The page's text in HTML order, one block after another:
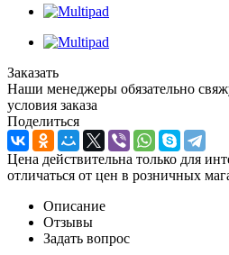
Заказать
Наши менеджеры обязательно
условия заказа
Поделиться
Цена действительна только для
отличаться от цен в розничных
Описание
Отзывы
Задать вопрос